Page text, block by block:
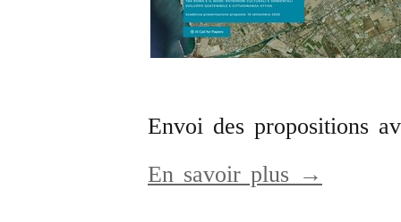
Envoi des propositions
En savoir plus →